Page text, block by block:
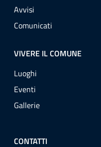
Avvisi
Comunicati
VIVERE IL COMUNE
Luoghi
Eventi
Gallerie
CONTATTI